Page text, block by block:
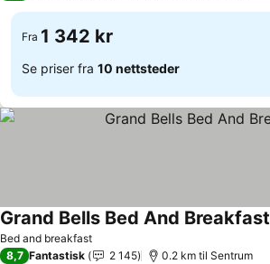
Fra 1 342 kr
Se priser fra 10 nettsteder
Bed and breakfast
Grand Bells Bed And Breakfast
8,7 Fantastisk 2 145 0.2 km til Sentrum